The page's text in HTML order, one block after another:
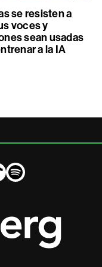
se resisten a
voces y
sean usadas
a la IA